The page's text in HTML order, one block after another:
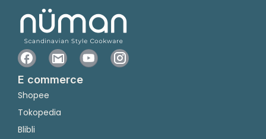
E commerce
Shopee
Tokopedia
Blibli